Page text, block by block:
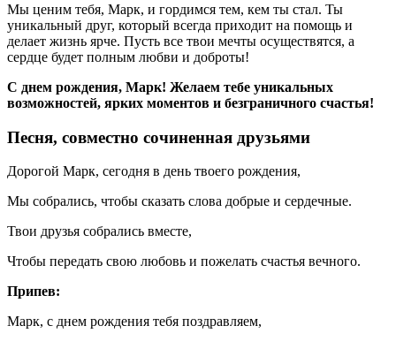
Мы ценим тебя, Марк, и гордимся тем, кем ты стал. Ты
уникальный друг, который всегда приходит на помощь и
делает жизнь ярче. Пусть все твои мечты осуществятся, а
сердце будет полным любви и доброты!
С днем рождения, Марк! Желаем тебе уникальных
возможностей, ярких моментов и безграничного счастья!
Песня, совместно сочиненная друзьями
Дорогой Марк, сегодня в день твоего рождения,
Мы собрались, чтобы сказать слова добрые и сердечные.
Твои друзья собрались вместе,
Чтобы передать свою любовь и пожелать счастья вечного.
Припев:
Марк, с днем рождения тебя поздравляем,